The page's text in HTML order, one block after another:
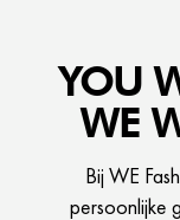
YOU
WE
Bij WE
persoonlijke